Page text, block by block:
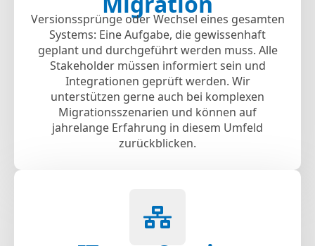
Versionssprünge oder Wechsel eines gesamten
Systems: Eine Aufgabe, die gewissenhaft
geplant und durchgeführt werden muss. Alle
Stakeholder müssen informiert sein und
Integrationen geprüft werden. Wir
unterstützen gerne auch bei komplexen
Migrationsszenarien und können auf
jahrelange Erfahrung in diesem Umfeld
zurückblicken.